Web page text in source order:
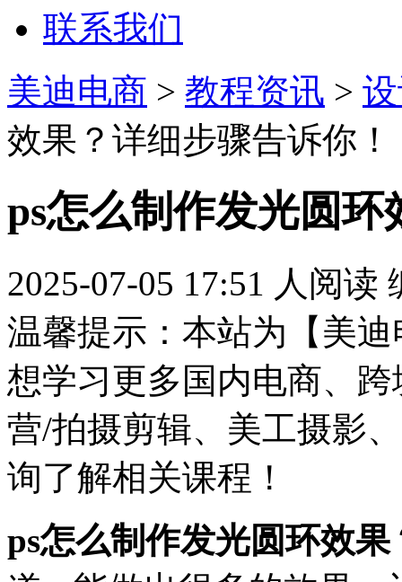
联系我们
美迪电商 > 教程资讯 >
效果？详细步骤告诉你！
ps怎么制作发光圆
2025-07-05 17:51 人阅读
温馨提示：本站为【美
想学习更多国内电商、
营/拍摄剪辑、美工摄影
询了解相关课程！
ps怎么制作发光圆环效